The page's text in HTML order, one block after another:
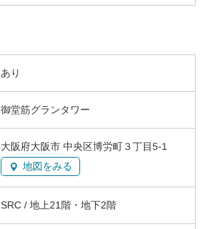
あり
御堂筋グランタワー
大阪府大阪市 中央区博労町３丁目5-1
地図をみる
SRC / 地上21階・地下2階